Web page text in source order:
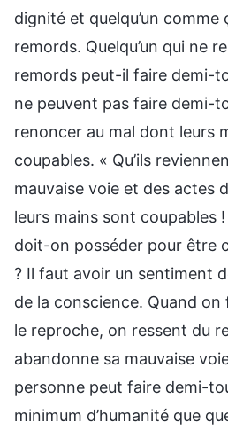
dignité et quelqu’un
remords. Quelqu’un qui ne
remords peut-il faire demi-
ne peuvent pas faire demi-
renoncer au mal dont leurs
coupables. « Qu’ils
mauvaise voie et des actes
leurs mains sont coupables !
doit-on posséder pour être
? Il faut avoir un sentiment
de la conscience. Quand
le reproche, on ressent du
abandonne sa mauvaise
personne peut faire demi-
minimum d’humanité que